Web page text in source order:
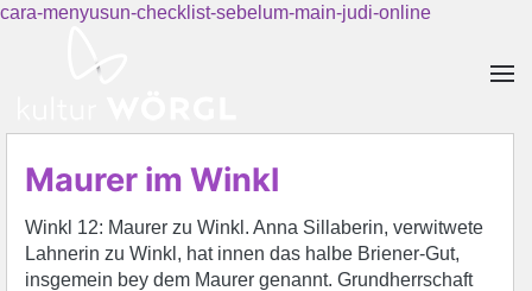
cara-menyusun-checklist-sebelum-main-judi-online
Maurer im Winkl
Winkl 12: Maurer zu Winkl. Anna Sillaberin, verwitwete
Lahnerin zu Winkl, hat innen das halbe Briener-Gut,
insgemein bey dem Maurer genannt. Grundherrschaft